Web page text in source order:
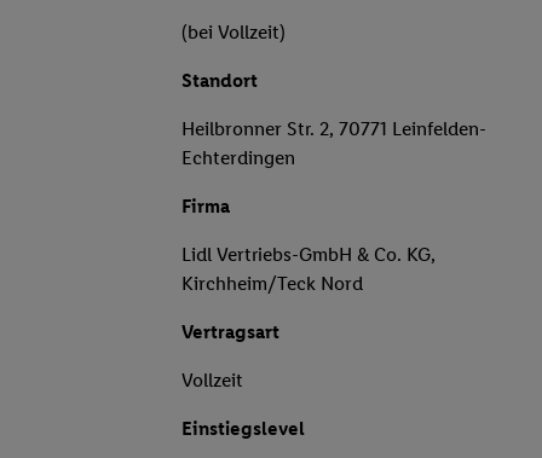
(bei Vollzeit)
Standort
Heilbronner Str. 2, 70771 Leinfelden-
Echterdingen
Firma
Lidl Vertriebs-GmbH & Co. KG,
Kirchheim/Teck Nord
Vertragsart
Vollzeit
Einstiegslevel